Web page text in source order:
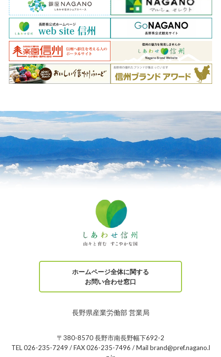
ホームページ全体に関する
お問い合わせ窓口
長野県産業労働部 営業局
〒380-8570 長野市南長野幅下692-2
TEL 026-235-7249 / FAX 026-235-7496 / Mail brand@pref.nagano.l